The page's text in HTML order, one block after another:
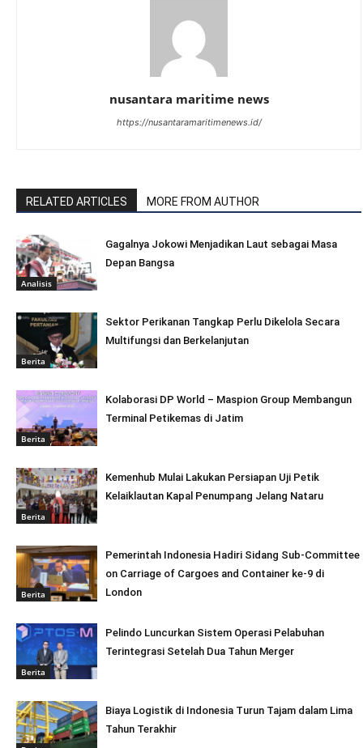
nusantara maritime news
https://nusantaramaritimenews.id/
RELATED ARTICLES MORE FROM AUTHOR
Analisis
Gagalnya Jokowi Menjadikan Laut sebagai Masa
Depan Bangsa
Berita
Sektor Perikanan Tangkap Perlu Dikelola Secara
Multifungsi dan Berkelanjutan
Berita
Kolaborasi DP World – Maspion Group Membangun
Terminal Petikemas di Jatim
Berita
Kemenhub Mulai Lakukan Persiapan Uji Petik
Kelaiklautan Kapal Penumpang Jelang Nataru
Berita
Pemerintah Indonesia Hadiri Sidang Sub-Committee
on Carriage of Cargoes and Container ke-9 di
London
Berita
Pelindo Luncurkan Sistem Operasi Pelabuhan
Terintegrasi Setelah Dua Tahun Merger
Biaya Logistik di Indonesia Turun Tajam dalam Lima
Tahun Terakhir